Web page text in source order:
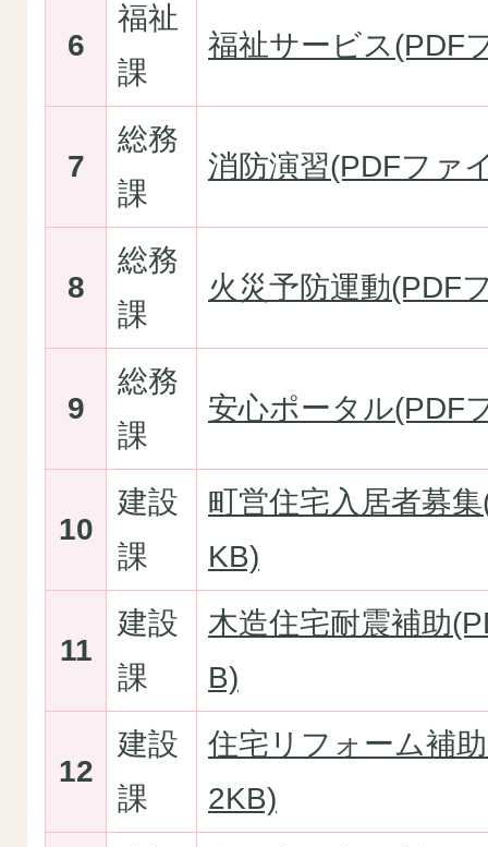
6
福祉
課
福祉サービス(PDF
7
総務
課
消防演習(PDFファ
8
総務
課
火災予防運動(PDF
9
総務
課
安心ポータル(PDF
10
建設
課
町営住宅入居者募
KB)
11
建設
課
木造住宅耐震補助
B)
12
建設
課
住宅リフォーム補
2KB)